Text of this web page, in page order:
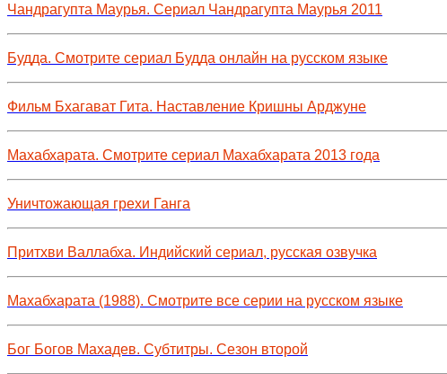
Чандрагупта Маурья. Сериал Чандрагупта Маурья 2011
Будда. Смотрите сериал Будда онлайн на русском языке
Фильм Бхагават Гита. Наставление Кришны Арджуне
Махабхарата. Смотрите сериал Махабхарата 2013 года
Уничтожающая грехи Ганга
Притхви Валлабха. Индийский сериал, русская озвучка
Махабхарата (1988). Смотрите все серии на русском языке
Бог Богов Махадев. Субтитры. Сезон второй